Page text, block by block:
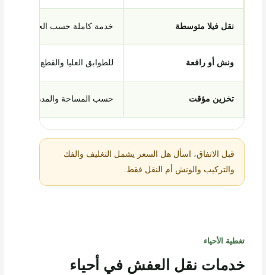
نقل فيلا متوسطة خدمة كاملة حسب الجرد
ونش أو رافعة للطوابق العليا والقطع الثقيلة
تخزين مؤقت حسب المساحة والمدة
قبل الاتفاق، اسأل هل السعر يشمل التغليف والفك
والتركيب والونش أم النقل فقط.
تغطية الأحياء
خدمات نقل العفش في أحياء